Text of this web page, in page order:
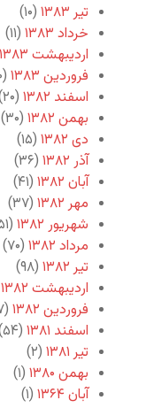
تیر ۱۳۸۳
(۱۰)
خرداد ۱۳۸۳
(۱۱)
اردیبهشت ۱۳۸۳
فروردین ۱۳۸۳
(۱۰)
اسفند ۱۳۸۲
(۲۰)
بهمن ۱۳۸۲
(۳۰)
دی ۱۳۸۲
(۱۵)
آذر ۱۳۸۲
(۳۶)
آبان ۱۳۸۲
(۴۱)
مهر ۱۳۸۲
(۳۷)
شهریور ۱۳۸۲
(۵۱)
مرداد ۱۳۸۲
(۷۰)
تیر ۱۳۸۲
(۹۸)
اردیبهشت ۱۳۸۲
فروردین ۱۳۸۲
(۸۷)
اسفند ۱۳۸۱
(۵۴)
تیر ۱۳۸۱
(۲)
بهمن ۱۳۸۰
(۱)
آبان ۱۳۶۴
(۱)